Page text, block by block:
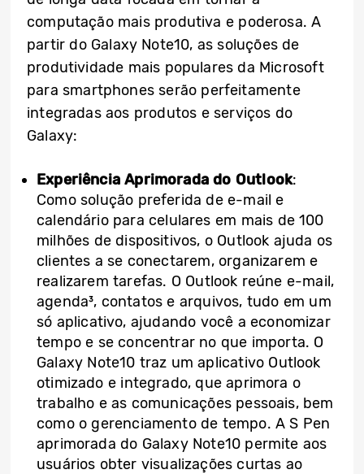
computação mais produtiva e poderosa. A
partir do Galaxy Note10, as soluções de
produtividade mais populares da Microsoft
para smartphones serão perfeitamente
integradas aos produtos e serviços do
Galaxy:
Experiência Aprimorada do Outlook:
Como solução preferida de e-mail e
calendário para celulares em mais de 100
milhões de dispositivos, o Outlook ajuda os
clientes a se conectarem, organizarem e
realizarem tarefas. O Outlook reúne e-mail,
agenda³, contatos e arquivos, tudo em um
só aplicativo, ajudando você a economizar
tempo e se concentrar no que importa. O
Galaxy Note10 traz um aplicativo Outlook
otimizado e integrado, que aprimora o
trabalho e as comunicações pessoais, bem
como o gerenciamento de tempo. A S Pen
aprimorada do Galaxy Note10 permite aos
usuários obter visualizações curtas ao